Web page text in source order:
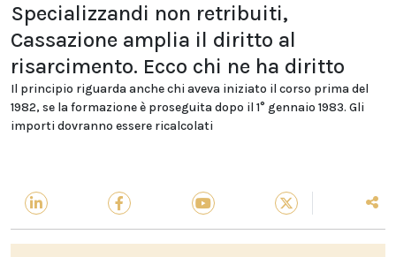
Specializzandi non retribuiti,
Cassazione amplia il diritto al
risarcimento. Ecco chi ne ha diritto
Il principio riguarda anche chi aveva iniziato il corso prima del
1982, se la formazione è proseguita dopo il 1° gennaio 1983. Gli
importi dovranno essere ricalcolati